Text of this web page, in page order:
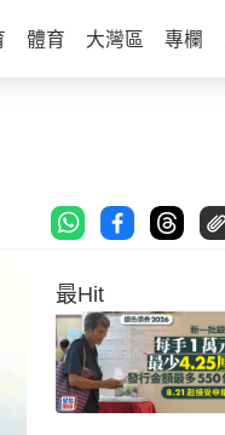
體育 大灣區 專欄
最Hit